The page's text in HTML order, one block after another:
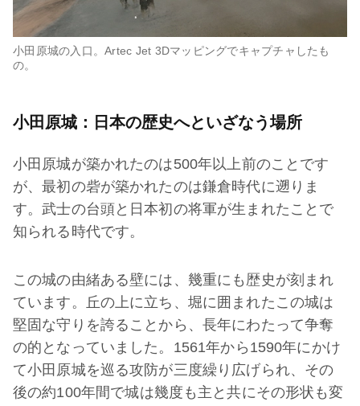
小田原城の入口。Artec Jet 3Dマッピングでキャプチャしたも
の。
小田原城：日本の歴史へといざなう場所
小田原城が築かれたのは500年以上前のことです
が、最初の砦が築かれたのは鎌倉時代に遡りま
す。武士の台頭と日本初の将軍が生まれたことで
知られる時代です。
この城の由緒ある壁には、幾重にも歴史が刻まれ
ています。丘の上に立ち、堀に囲まれたこの城は
堅固な守りを誇ることから、長年にわたって争奪
の的となっていました。1561年から1590年にかけ
て小田原城を巡る攻防が三度繰り広げられ、その
後の約100年間で城は幾度も主と共にその形状も変